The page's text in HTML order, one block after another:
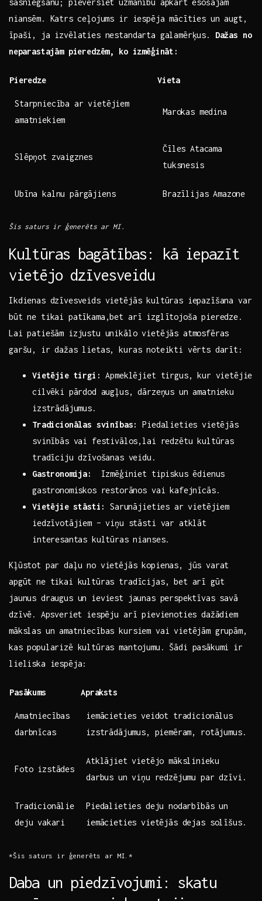
sasniegšanu; pievērsiet uzmanību​ apkārt⁤ esošajām
niansēm. Katrs ⁢ceļojums ir iespēja mācīties un augt,
īpaši, ja izvēlaties nestandarta galamērķus. Dažas no
⁢neparastajām pieredzēm, ko izmēģināt:
Pieredze Vieta
Starpniecība ar vietējiem
amatniekiem
Marokas medina
Slēpņot zvaigznes
Čīles Atacama
tuksnesis
Ubīna kalnu pārgājiens Brazīlijas Amazone
Šis saturs ir ģenerēts ‌ar MI.
Kultūras bagātības: kā iepazīt
vietējo dzīvesveidu
Ikdienas dzīvesveids vietējās kultūras iepazīšana var
būt ne tikai ‍patīkama,bet arī‌ izglītojoša pieredze.
Lai patiešām izjustu unikālo vietējās atmosfēras
garšu, ir dažas lietas, kuras noteikti vērts darīt:
Vietējie tirgi: Apmeklējiet tirgus, kur vietējie
cilvēki pārdod augļus, dārzeņus un‍ amatnieku
izstrādājumus.
Tradicionālas svinības:
Piedalieties vietējās
svinībās​ vai festivālos,lai redzētu kultūras
tradīciju dzīvošanas veidu.
Gastronomija:
‌ Izmēģiniet tipiskus ēdienus
gastronomiskos restorānos vai kafejnīcās.
Vietējie⁢ stāsti:
‌Sarunājieties ar vietējiem
iedzīvotājiem – viņu stāsti var atklāt
interesantas kultūras nianses.
Kļūstot par daļu no vietējās kopienas, jūs varat
apgūt ne tikai kultūras tradīcijas, bet ‍arī gūt
jaunus draugus un ieviest⁤ jaunas perspektīvas savā
dzīvē. ⁢Apsveriet iespēju arī pievienoties dažādiem
mākslas un amatniecības ‍kursiem vai vietējām grupām,
kas popularizē kultūras mantojumu. Šādi pasākumi ir
lieliska iespēja:
Pasākums Apraksts
Amatniecības
darbnīcas
iemācieties veidot tradicionālus
izstrādājumus, piemēram, rotājumus.
Foto izstādes
Atklājiet vietējo mākslinieku
darbus un ‌viņu redzējumu par dzīvi.
Tradicionālie
deju ⁢vakari
Piedalieties deju nodarbībās un
iemācieties vietējās dejas solīšus.
*Šis saturs ir ģenerēts ar MI.*
Daba un piedzīvojumi: skatu